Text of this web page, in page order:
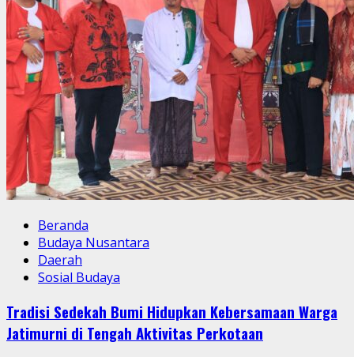
Beranda
Budaya Nusantara
Daerah
Sosial Budaya
Tradisi Sedekah Bumi Hidupkan Kebersamaan Warga
Jatimurni di Tengah Aktivitas Perkotaan